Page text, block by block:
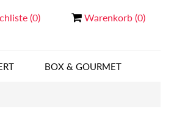
(0) Warenkorb (0)
BOX & GOURMET